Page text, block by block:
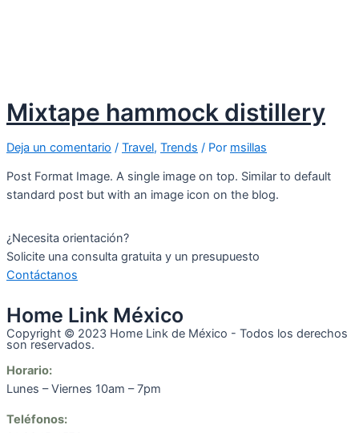
Mixtape hammock distillery
Deja un comentario / Travel, Trends / Por msillas
Post Format Image. A single image on top. Similar to default
standard post but with an image icon on the blog.
¿Necesita orientación?
Solicite una consulta gratuita y un presupuesto
Contáctanos
Home Link México
Copyright © 2023 Home Link de México - Todos los derechos
son reservados.
Horario:
Lunes – Viernes 10am – 7pm
Teléfonos: